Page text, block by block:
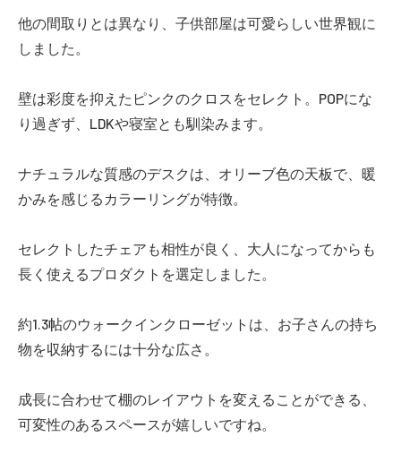
他の間取りとは異なり、子供部屋は可愛らしい世界観に
しました。
壁は彩度を抑えたピンクのクロスをセレクト。POPにな
り過ぎず、LDKや寝室とも馴染みます。
ナチュラルな質感のデスクは、オリーブ色の天板で、暖
かみを感じるカラーリングが特徴。
セレクトしたチェアも相性が良く、大人になってからも
長く使えるプロダクトを選定しました。
約1.3帖のウォークインクローゼットは、お子さんの持ち
物を収納するには十分な広さ。
成長に合わせて棚のレイアウトを変えることができる、
可変性のあるスペースが嬉しいですね。